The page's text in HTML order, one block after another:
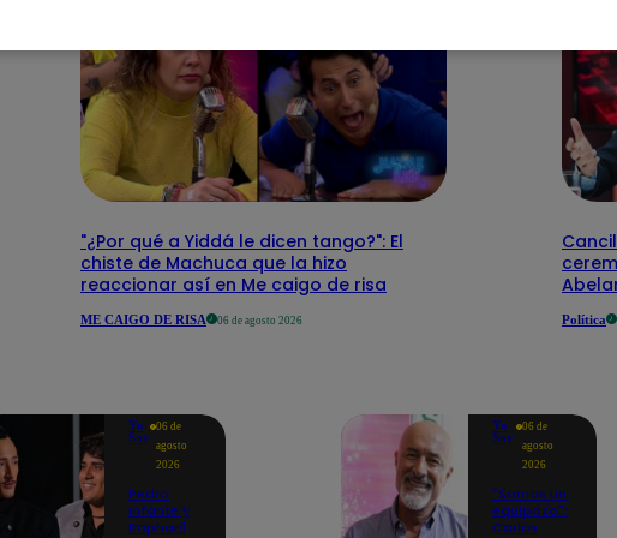
"¿Por qué a Yiddá le dicen tango?": El
chiste de Machuca que la hizo
reaccionar así en Me caigo de risa
ME CAIGO DE RISA 06 de agosto 2026 Política
Yo
Soy
06 de
agosto
2026
Pedro
Infante y
Raphael
Yo
Soy
06 de
agosto
2026
"Somos un
equipazo":
Carlos